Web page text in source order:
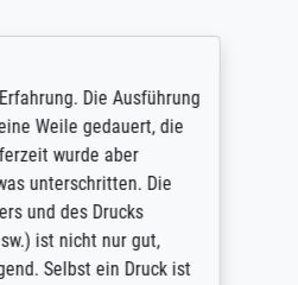
Die Ausführung
Weile gedauert, die
wurde aber
unterschritten. Die
und des Drucks
ist nicht nur gut,
Selbst ein Druck ist